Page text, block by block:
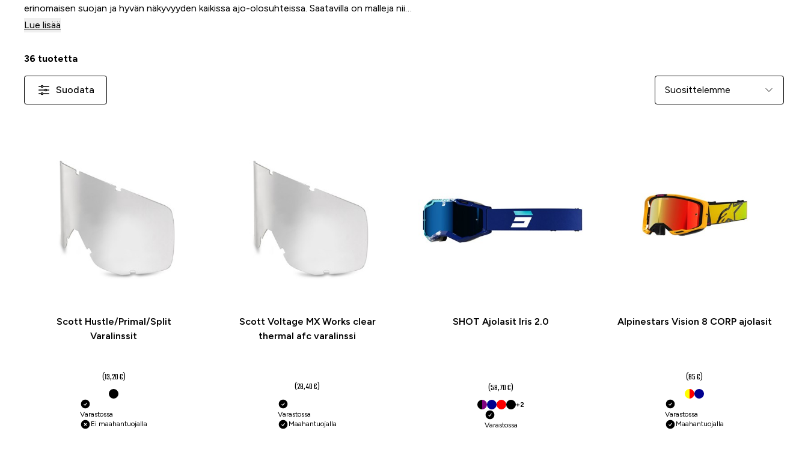
erinomaisen suojan ja hyvän näkyvyyden kaikissa ajo-olosuhteissa. Saatavilla on malleja niin
katukäyttöön, maastoajoon kuin matkailuun.
Lue lisää
36 tuotetta
Suodata Järjestä
Scott Hustle/Primal/Split
Varalinssit
(13,20 €)
Varastossa
Ei maahantuojalla
Scott Voltage MX Works clear
thermal afc varalinssi
(28,40 €)
Varastossa
Maahantuojalla
SHOT Ajolasit Iris 2.0
(58,70 €)
+2
Varastossa
Alpinestars Vision 8 CORP ajolasit
(85 €)
Varastossa
Maahantuojalla